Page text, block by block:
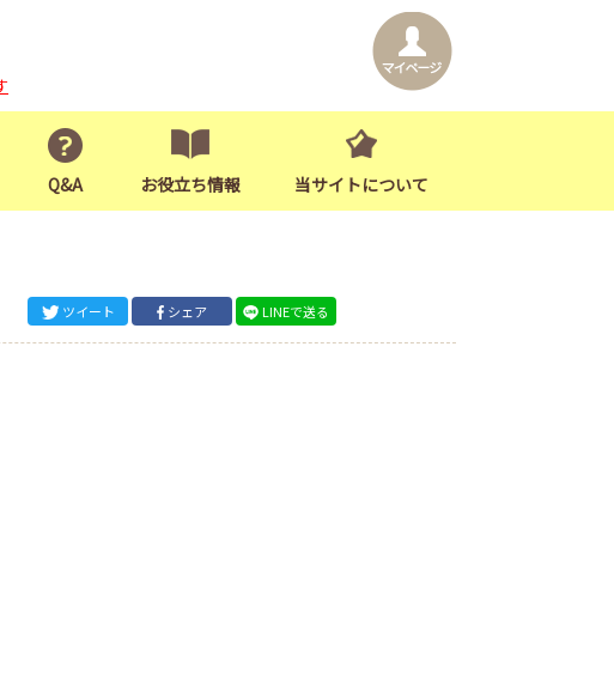
Q&A お役立ち情報 当サイトについて
ツイート シェア LINEで送る